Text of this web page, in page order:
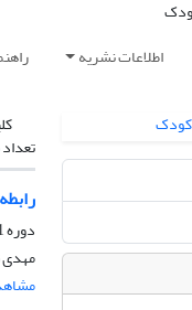
اطلاعات نشریه
دوره 1، شماره 3، بهار 1404
مهدی